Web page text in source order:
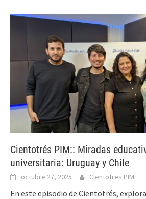
Cientotrés PIM:: Miradas
universitaria: Uruguay y Chile
octubre 27, 2025 Cientotres PIM
En este episodio de Cientotrés,